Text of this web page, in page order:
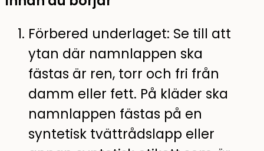
Förbered underlaget: Se till att
ytan där namnlappen ska
fästas är ren, torr och fri från
damm eller fett. På kläder ska
namnlappen fästas på en
syntetisk tvättrådslapp eller